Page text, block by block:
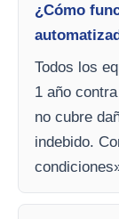
¿Cómo
Todos los
1 año
no cubre
indebido.